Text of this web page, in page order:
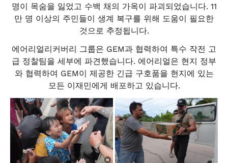
명이 목숨을 잃었고 수백 채의 가옥이 파괴되었습니다. 11
만 명 이상의 주민들이 생계 복구를 위해 도움이 필요한
것으로 추정됩니다.
에어리얼리커버리 그룹은 GEM과 협력하여 특수 작전 고
급 정찰팀을 세부에 파견했습니다. 에어리얼은 현지 정부
와 협력하여 GEM이 제공한 긴급 구호품을 현지에 있는
모든 이재민에게 배포하고 있습니다.